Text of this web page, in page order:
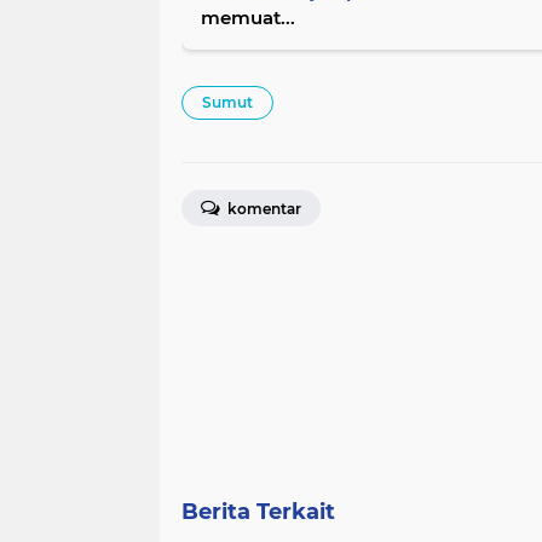
memuat...
Sumut
komentar
Berita Terkait